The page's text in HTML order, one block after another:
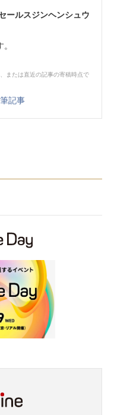
ールスジンヘンシュウ
。
または直近の記事の寄稿時点で
記事